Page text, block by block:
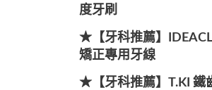
度牙刷
★【牙科推薦】
矯正專用牙線
★【牙科推薦】T.KI 鐵